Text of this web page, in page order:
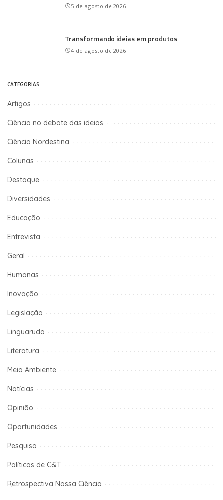
5 de agosto de 2026
Transformando ideias em produtos
4 de agosto de 2026
CATEGORIAS
Artigos
Ciência no debate das ideias
Ciência Nordestina
Colunas
Destaque
Diversidades
Educação
Entrevista
Geral
Humanas
Inovação
Legislação
Linguaruda
Literatura
Meio Ambiente
Notícias
Opinião
Oportunidades
Pesquisa
Políticas de C&T
Retrospectiva Nossa Ciência